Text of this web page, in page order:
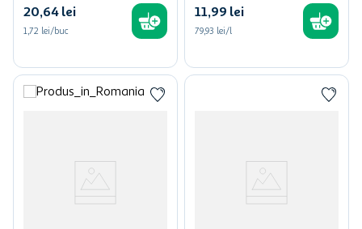
20,64 lei
1,72 lei/buc
11,99 lei
79,93 lei/l